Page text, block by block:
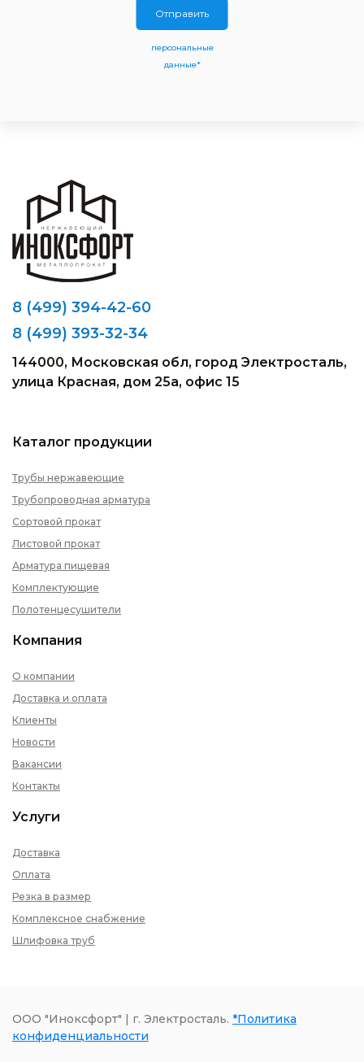
Отправить
персональные
данные*
8 (499) 394-42-60
8 (499) 393-32-34
144000, Московская обл, город Электросталь,
улица Красная, дом 25а, офис 15
Каталог продукции
Трубы нержавеющие
Трубопроводная арматура
Сортовой прокат
Листовой прокат
Арматура пищевая
Комплектующие
Полотенцесушители
Компания
О компании
Доставка и оплата
Клиенты
Новости
Вакансии
Контакты
Услуги
Доставка
Оплата
Резка в размер
Комплексное снабжение
Шлифовка труб
ООО "Иноксфорт" | г. Электросталь. *Политика
конфиденциальности